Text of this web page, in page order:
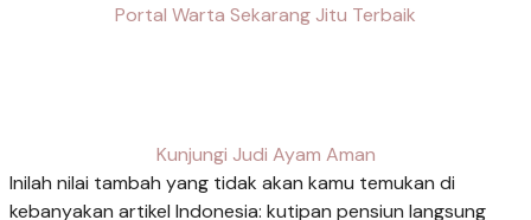
Portal Warta Sekarang Jitu Terbaik
Kunjungi Judi Ayam Aman
Inilah nilai tambah yang tidak akan kamu temukan di
kebanyakan artikel Indonesia: kutipan pensiun langsung